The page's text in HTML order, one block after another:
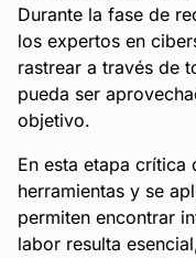
Durante la fase de
los expertos en
rastrear a través de
pueda ser
objetivo.
En esta etapa crítica
herramientas y se
permiten encontrar
labor resulta